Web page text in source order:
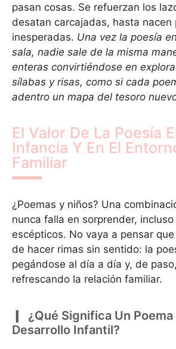
pasan cosas. Se refuerzan los
desatan carcajadas, hasta nacen
inesperadas. Una vez la poesía
sala, nadie sale de la misma
enteras convirtiéndose en
sílabas y risas, como si cada
adentro un mapa del tesoro
El Valor De La Poesía
Infancia Y En El
Familiar
¿Poemas y niños? Una
nunca falla en sorprender,
escépticos. No vaya a pensar
de hacer rimas sin sentido: la
pegándose al día a día y, de paso,
refrescando la relación familiar.
¿Qué Significa Un Poema
Desarrollo Infantil?